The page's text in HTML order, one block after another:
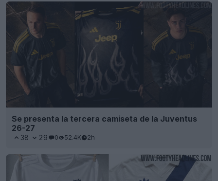
Se presenta la tercera camiseta de la Juventus
26-27
38 29 0 52.4K 2h